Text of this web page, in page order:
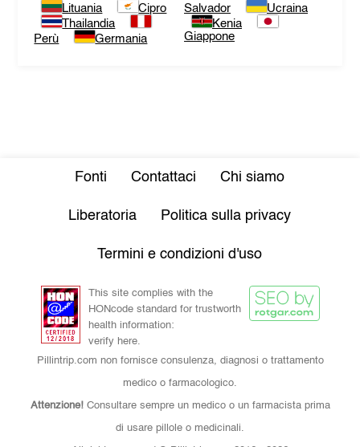
Lituania
Cipro
Thailandia
Perù
Germania
Salvador
Ucraina
Kenia
Giappone
Fonti Contattaci Chi siamo
Liberatoria Politica sulla privacy
Termini e condizioni d'uso
This site complies with the
HONcode standard for trustworth
health information:
verify here.
Pillintrip.com non fornisce consulenza, diagnosi o trattamento
medico o farmacologico.
Attenzione!Consultare sempre un medico o un farmacista prima
di usare pillole o medicinali.